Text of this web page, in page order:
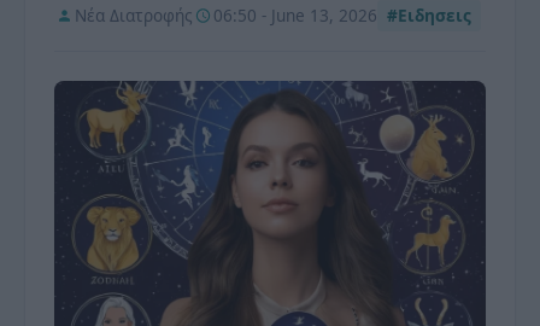
Νέα Διατροφής 06:50 - June 13, 2026 #Ειδησεις